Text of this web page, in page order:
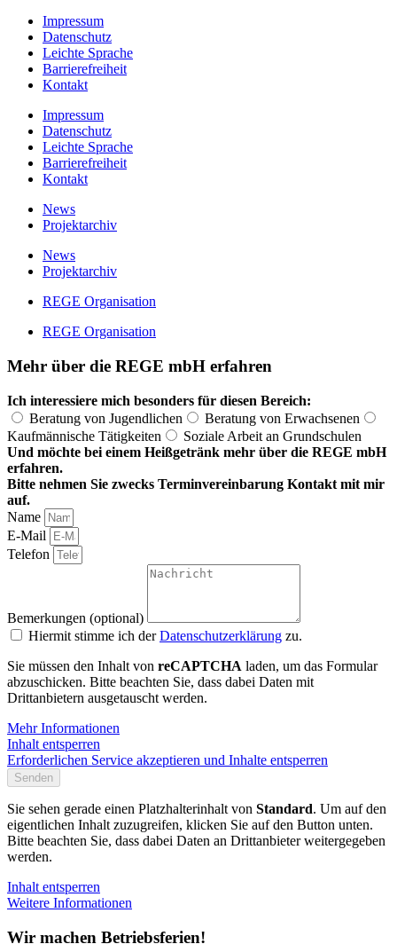
Impressum
Datenschutz
Leichte Sprache
Barrierefreiheit
Kontakt
Impressum
Datenschutz
Leichte Sprache
Barrierefreiheit
Kontakt
News
Projektarchiv
News
Projektarchiv
REGE Organisation
REGE Organisation
Mehr über die REGE mbH erfahren
Ich interessiere mich besonders für diesen Bereich:
Beratung von Jugendlichen
Beratung von Erwachsenen
Kaufmännische Tätigkeiten
Soziale Arbeit an Grundschulen
Und möchte bei einem Heißgetränk mehr über die REGE mbH
erfahren.
Bitte nehmen Sie zwecks Terminvereinbarung Kontakt mit mir
auf.
Name
E-Mail
Telefon
Bemerkungen (optional)
Hiermit stimme ich derDatenschutzerklärung zu.
Sie müssen den Inhalt von reCAPTCHA laden, um das Formular
abzuschicken. Bitte beachten Sie, dass dabei Daten mit
Drittanbietern ausgetauscht werden.
Mehr Informationen
Inhalt entsperren
Erforderlichen Service akzeptieren und Inhalte entsperren
Senden
Sie sehen gerade einen Platzhalterinhalt von Standard. Um auf den
eigentlichen Inhalt zuzugreifen, klicken Sie auf den Button unten.
Bitte beachten Sie, dass dabei Daten an Drittanbieter weitergegeben
werden.
Inhalt entsperren
Weitere Informationen
Wir machen Betriebsferien!